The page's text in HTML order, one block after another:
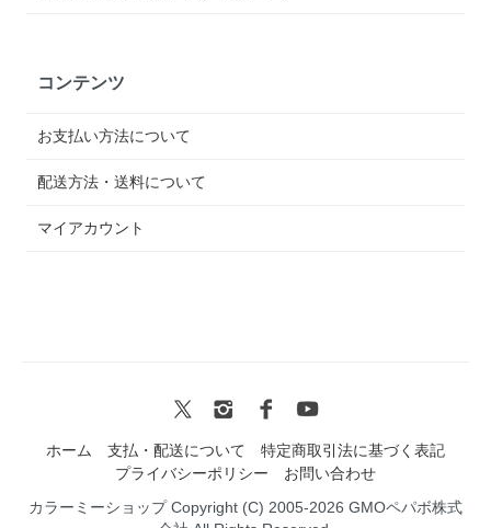
コンテンツ
お支払い方法について
配送方法・送料について
マイアカウント
ホーム 支払・配送について
特定商取引法に基づく表記
プライバシーポリシー
お問い合わせ
カラーミーショップCopyright (C) 2005-2026 GMOペパボ株式